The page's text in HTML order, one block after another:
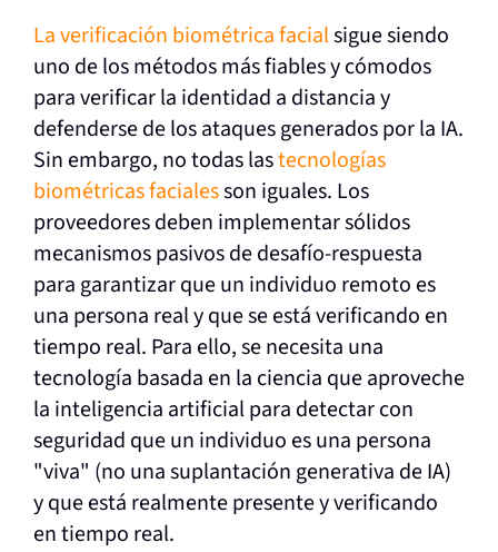
La verificación biométrica facialsigue siendo
uno de los métodos más fiables y cómodos
para verificar la identidad a distancia y
defenderse de los ataques generados por la IA.
Sin embargo, no todas lastecnologías
biométricas facialesson iguales. Los
proveedores deben implementar sólidos
mecanismos pasivos de desafío-respuesta
para garantizar que un individuo remoto es
una persona real y que se está verificando en
tiempo real. Para ello, se necesita una
tecnología basada en la ciencia que aproveche
la inteligencia artificial para detectar con
seguridad que un individuo es una persona
"viva" (no una suplantación generativa de IA)
y que está realmente presente y verificando
en tiempo real.